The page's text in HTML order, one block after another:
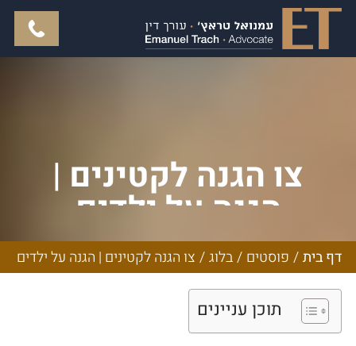
צו הגנה לקטינים |
הגנה על ילדים
דף בית/ פוסטים /בלוג/ צו הגנה לקטינים | הגנה על ילדים
תוכן עניינים